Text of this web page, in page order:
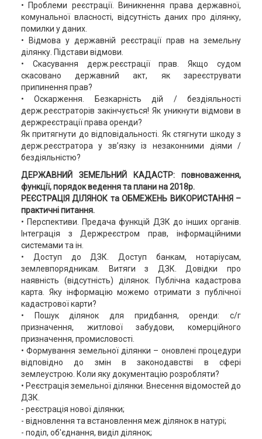
• Проблеми реєстрації. Виникнення права державної,
комунальної власності, відсутність даних про ділянку,
помилки у даних.
• Відмова у державній реєстрації прав на земельну
ділянку. Підстави відмови.
• Скасування держ.реєстрації прав. Якщо судом
скасовано державний акт, як зареєструвати
припинення прав?
• Оскарження. Безкарність дій / бездіяльності
держ.реєстраторів закінчується! Як уникнути відмови в
держреєстрації права оренди?
Як притягнути до відповідальності. Як стягнути шкоду з
держ.реєстратора у зв’язку із незаконними діями /
бездіяльністю?
ДЕРЖАВНИЙ ЗЕМЕЛЬНИЙ КАДАСТР: повноваження,
функції, порядок ведення та плани на 2018р.
РЕЄСТРАЦІЯ ДІЛЯНОК та ОБМЕЖЕНЬ ВИКОРИСТАННЯ –
практичні питання.
• Перспективи. Предача функцій ДЗК до інших органів.
Інтеграція з Держреєстром прав, інформаційними
системами та ін.
• Доступ до ДЗК. Доступ банкам, нотаріусам,
землевпорядникам. Витяги з ДЗК. Довідки про
наявність (відсутність) ділянок. Публічна кадастрова
карта. Яку інформацію можемо отримати з публічної
кадастрової карти?
• Пошук ділянок для придбання, оренди: с/г
призначення, житлової забудови, комерційного
призначення, промисловості.
• Формування земельної ділянки – оновлені процедури
відповідно до змін в законодавстві в сфері
землеустрою. Коли яку документацію розробляти?
• Реєстрація земельної ділянки. Внесення відомостей до
ДЗК.
- реєстрація нової ділянки;
- відновлення та встановлення меж ділянок в натурі;
- поділ, об'єднання, виділ ділянок;